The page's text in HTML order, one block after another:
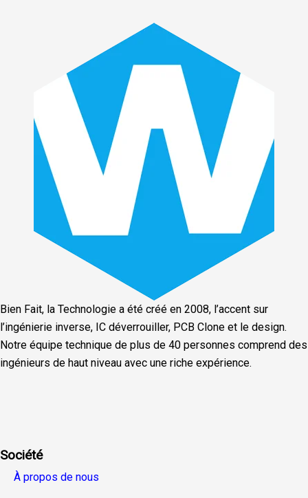
Bien Fait, la Technologie a été créé en 2008, l’accent sur
l’ingénierie inverse, IC déverrouiller, PCB Clone et le design.
Notre équipe technique de plus de 40 personnes comprend des
ingénieurs de haut niveau avec une riche expérience.
Société
À propos de nous